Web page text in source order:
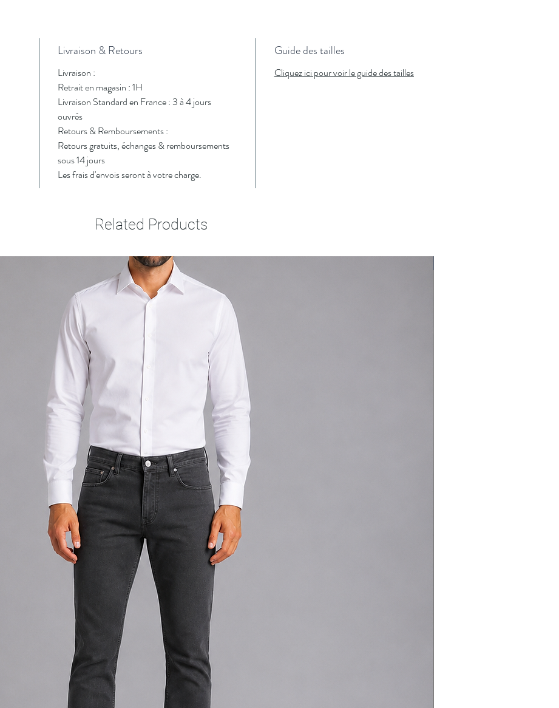
Livraison & Retours
Livraison :
Retrait en magasin : 1H
Livraison Standard en France : 3 à 4 jours
ouvrés
Retours & Remboursements :
Retours gratuits, échanges & remboursements
sous 14 jours
Les frais d'envois seront à votre charge.
Guide des tailles
Cliquez ici pour voir le guide des tailles
Related Products